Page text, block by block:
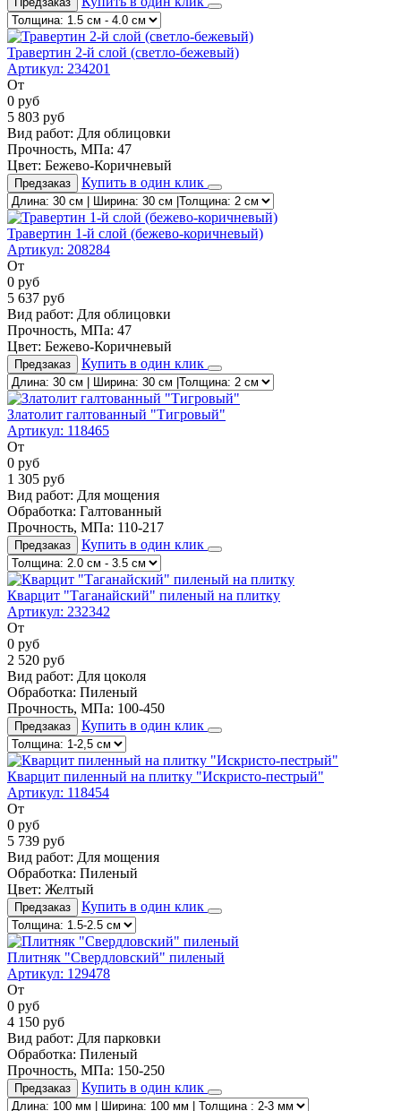
Травертин 2-й слой (светло-бежевый)
Артикул: 234201
От
0 руб
5 803 руб
Вид работ: Для облицовки
Прочность, МПа: 47
Цвет: Бежево-Коричневый
Предзаказ Купить в один клик
Травертин 1-й слой (бежево-коричневый)
Артикул: 208284
От
0 руб
5 637 руб
Вид работ: Для облицовки
Прочность, МПа: 47
Цвет: Бежево-Коричневый
Предзаказ Купить в один клик
Златолит галтованный "Тигровый"
Артикул: 118465
От
0 руб
1 305 руб
Вид работ: Для мощения
Обработка: Галтованный
Прочность, МПа: 110-217
Предзаказ Купить в один клик
Кварцит "Таганайский" пиленый на плитку
Артикул: 232342
От
0 руб
2 520 руб
Вид работ: Для цоколя
Обработка: Пиленый
Прочность, МПа: 100-450
Предзаказ Купить в один клик
Кварцит пиленный на плитку "Искристо-пестрый"
Артикул: 118454
От
0 руб
5 739 руб
Вид работ: Для мощения
Обработка: Пиленый
Цвет: Желтый
Предзаказ Купить в один клик
Плитняк "Свердловский" пиленый
Артикул: 129478
От
0 руб
4 150 руб
Вид работ: Для парковки
Обработка: Пиленый
Прочность, МПа: 150-250
Предзаказ Купить в один клик